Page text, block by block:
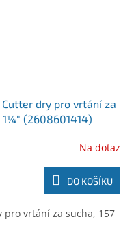
Cutter dry pro vrtání za
1¼″ (2608601414)
Na dotaz
DO KOŠÍKU
pro vrtání za sucha, 157